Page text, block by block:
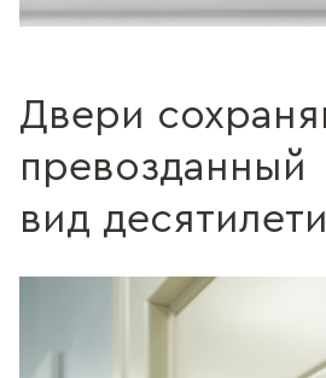
Без зернистости
Двери
превозданный
вид